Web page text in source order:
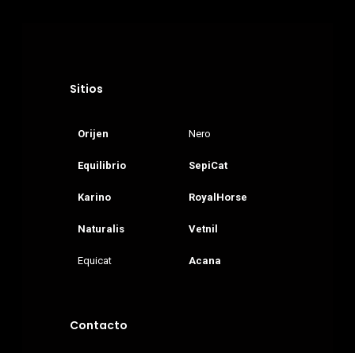
Sitios
Orijen
Equilibrio
Karino
Naturalis
Equicat
Nero
SepiCat
RoyalHorse
Vetnil
Acana
Contacto